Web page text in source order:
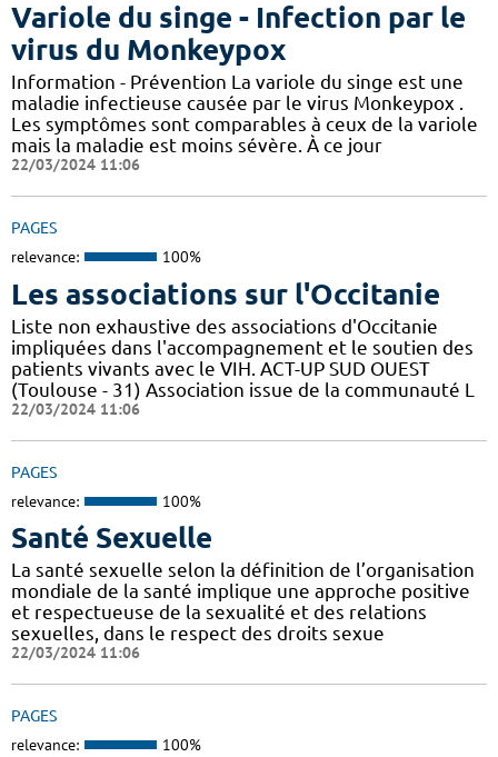
Variole du singe - Infection par le
virus du Monkeypox
Information - Prévention La variole du singe est une
maladie infectieuse causée par le virus Monkeypox .
Les symptômes sont comparables à ceux de la variole
mais la maladie est moins sévère. À ce jour
22/03/2024 11:06
PAGES
relevance: 100%
Les associations sur l'Occitanie
Liste non exhaustive des associations d'Occitanie
impliquées dans l'accompagnement et le soutien des
patients vivants avec le VIH. ACT-UP SUD OUEST
(Toulouse - 31) Association issue de la communauté L
22/03/2024 11:06
PAGES
relevance: 100%
Santé Sexuelle
La santé sexuelle selon la définition de l’organisation
mondiale de la santé implique une approche positive
et respectueuse de la sexualité et des relations
sexuelles, dans le respect des droits sexue
22/03/2024 11:06
PAGES
relevance: 100%